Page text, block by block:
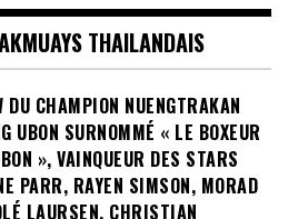
THAILANDAIS
DU CHAMPION NUENGTRAKAN
UBON SURNOMMÉ « LE BOXEUR
», VAINQUEUR DES STARS
PARR, RAYEN SIMSON, MORAD
LAURSEN, CHRISTIAN